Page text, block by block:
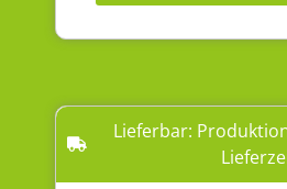
Lieferbar: